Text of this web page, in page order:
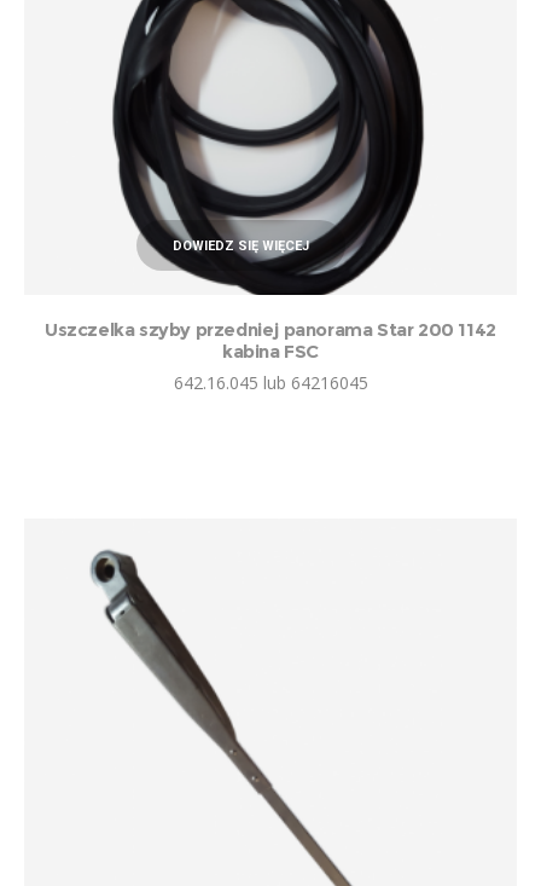
DOWIEDZ SIĘ WIĘCEJ
Uszczelka szyby przedniej panorama Star 200 1142
kabina FSC
642.16.045 lub 64216045